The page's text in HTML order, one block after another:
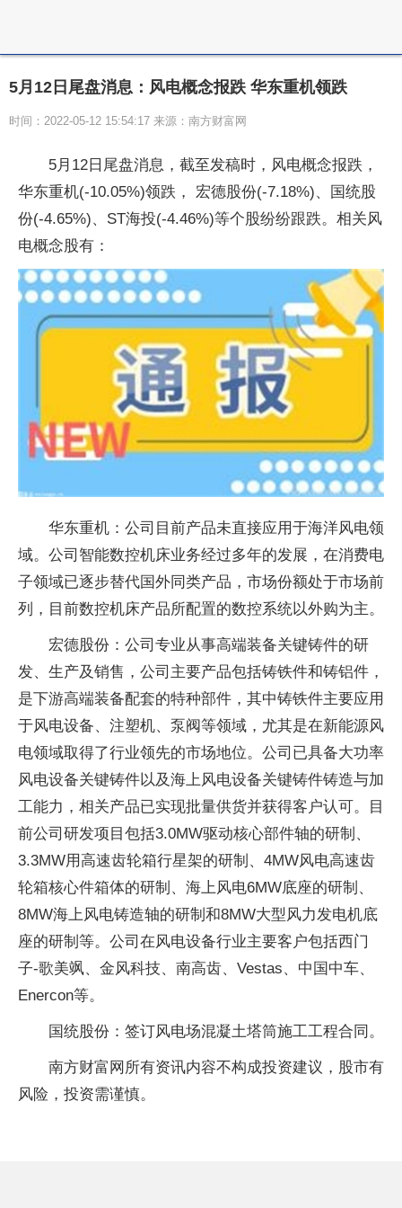
5月12日尾盘消息：风电概念报跌 华东重机领跌
时间：2022-05-12 15:54:17 来源：南方财富网
5月12日尾盘消息，截至发稿时，风电概念报跌，
华东重机(-10.05%)领跌， 宏德股份(-7.18%)、国统股
份(-4.65%)、ST海投(-4.46%)等个股纷纷跟跌。相关风
电概念股有：
华东重机：公司目前产品未直接应用于海洋风电领
域。公司智能数控机床业务经过多年的发展，在消费电
子领域已逐步替代国外同类产品，市场份额处于市场前
列，目前数控机床产品所配置的数控系统以外购为主。
宏德股份：公司专业从事高端装备关键铸件的研
发、生产及销售，公司主要产品包括铸铁件和铸铝件，
是下游高端装备配套的特种部件，其中铸铁件主要应用
于风电设备、注塑机、泵阀等领域，尤其是在新能源风
电领域取得了行业领先的市场地位。公司已具备大功率
风电设备关键铸件以及海上风电设备关键铸件铸造与加
工能力，相关产品已实现批量供货并获得客户认可。目
前公司研发项目包括3.0MW驱动核心部件轴的研制、
3.3MW用高速齿轮箱行星架的研制、4MW风电高速齿
轮箱核心件箱体的研制、海上风电6MW底座的研制、
8MW海上风电铸造轴的研制和8MW大型风力发电机底
座的研制等。公司在风电设备行业主要客户包括西门
子-歌美飒、金风科技、南高齿、Vestas、中国中车、
Enercon等。
国统股份：签订风电场混凝土塔筒施工工程合同。
南方财富网所有资讯内容不构成投资建议，股市有
风险，投资需谨慎。